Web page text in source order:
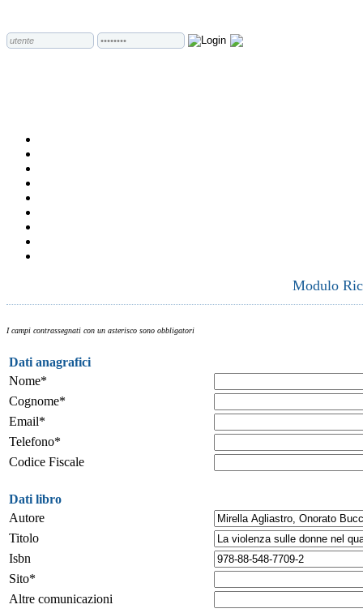
Modulo
I campi contrassegnati con un asterisco sono obbligatori
Dati anagrafici
Nome*
Cognome*
Email*
Telefono*
Codice Fiscale
Dati libro
Autore
Titolo
Isbn
Sito*
Altre comunicazioni